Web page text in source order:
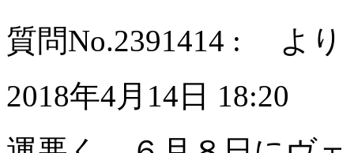
質問No.2391414 : より
2018年4月14日 18:20